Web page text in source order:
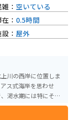
川の西岸に位置しま
ス式海岸を思わせ
渇水期には特にその
観を感じることがで
： 空いている
： 0.5時間
： 屋外